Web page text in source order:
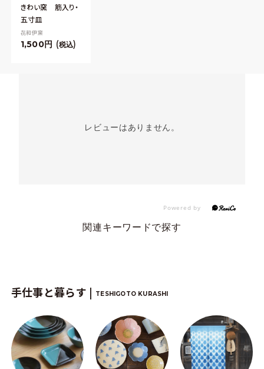
きわい窯 筋入り・
五寸皿
㐂和伊窯
1,500 税込
レビューはありません。
関連キーワードで探す
手仕事と暮らす | TESHIGOTO KURASHI